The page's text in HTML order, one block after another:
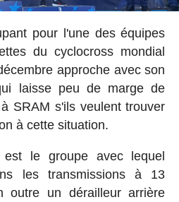
pour l'une des équipes
du cyclocross mondial
approche avec son
laisse peu de marge de
SRAM s'ils veulent trouver
à cette situation.
le groupe avec lequel
les transmissions à 13
outre un dérailleur arrière